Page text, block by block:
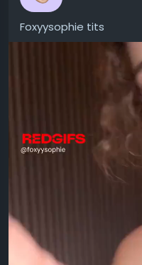
Foxyysophie tits